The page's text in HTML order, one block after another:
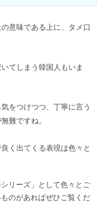
意味である上に、タメ口
いてしまう韓国人もいま
をつけつつ、丁寧に言う
難ですね。
く出てくる表現は色々と
リーズ」として色々とご
のがあればぜひご覧くだ